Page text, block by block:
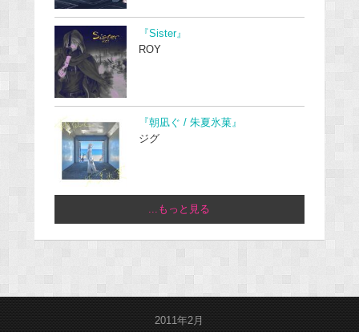
『Sister』
ROY
『朝凪ぐ / 朱夏氷菓』
ジグ
...もっと見る
2011年2月